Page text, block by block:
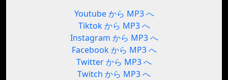
Youtube から MP3 へ
Tiktok から MP3 へ
Instagram から MP3 へ
Facebook から MP3 へ
Twitter から MP3 へ
Twitch から MP3 へ